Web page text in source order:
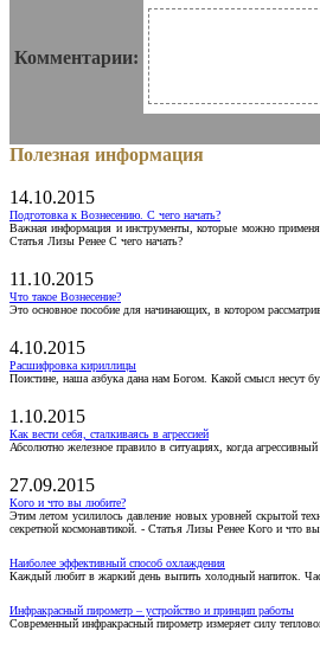
Комментарии:
Полезная информация
14.10.2015
Подготовка к Вознесению. С чего начать?
Важная информация и инструменты, которые можно
Статья Лизы Ренее С чего начать?
11.10.2015
Что такое Вознесение?
Это основное пособие для начинающих, в котором
4.10.2015
Расшифровка кириллицы
Поистине, наша азбука дана нам Богом. Какой смысл несут
1.10.2015
Как вести себя, сталкиваясь в агрессией
Абсолютно железное правило в ситуациях, когда
27.09.2015
Кого и что вы любите?
Этим летом усилилось давление новых уровней скрытой
секретной космонавтикой. - Статья Лизы Ренее Кого и что
Наиболее эффективный способ охлаждения
Каждый любит в жаркий день выпить холодный напиток.
Инфракрасный пирометр – устройство и принцип работы
Современный инфракрасный пирометр измеряет силу